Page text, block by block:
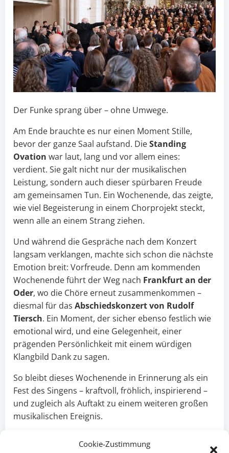
Cookie-Zustimmung
Der Funke sprang über – ohne Umwege.
Am Ende brauchte es nur einen Moment Stille,
bevor der ganze Saal aufstand. DieStanding
Ovation war laut, lang und vor allem eines:
verdient. Sie galt nicht nur der musikalischen
Leistung, sondern auch dieser spürbaren Freude
am gemeinsamen Tun. Ein Wochenende, das zeigte,
wie viel Begeisterung in einem Chorprojekt steckt,
wenn alle an einem Strang ziehen.
Und während die Gespräche nach dem Konzert
langsam verklangen, machte sich schon die nächste
Emotion breit: Vorfreude. Denn am kommenden
Wochenende führt der Weg nach Frankfurt an der
Oder, wo die Chöre erneut zusammenkommen –
diesmal für das Abschiedskonzert von Rudolf
Tiersch. Ein Moment, der sicher ebenso festlich wie
emotional wird, und eine Gelegenheit, einer
prägenden Persönlichkeit mit einem würdigen
Klangbild Dank zu sagen.
So bleibt dieses Wochenende in Erinnerung als ein
Fest des Singens – kraftvoll, fröhlich, inspirierend –
und zugleich als Auftakt zu einem weiteren großen
musikalischen Ereignis.